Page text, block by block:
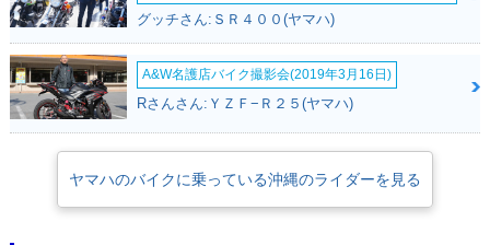
グッチさん:ＳＲ４００(ヤマハ)
A&W名護店バイク撮影会(2019年3月16日)
Rさんさん:ＹＺＦ−Ｒ２５(ヤマハ)
ヤマハのバイクに乗っている沖縄のライダーを見る